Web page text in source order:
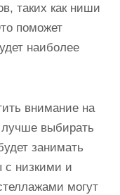
таких как ниши
поможет
наиболее
внимание на
выбирать
занимать
с низкими и
могут